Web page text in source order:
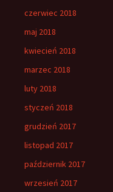
czerwiec 2018
maj 2018
kwiecień 2018
marzec 2018
luty 2018
styczeń 2018
grudzień 2017
listopad 2017
październik 2017
wrzesień 2017